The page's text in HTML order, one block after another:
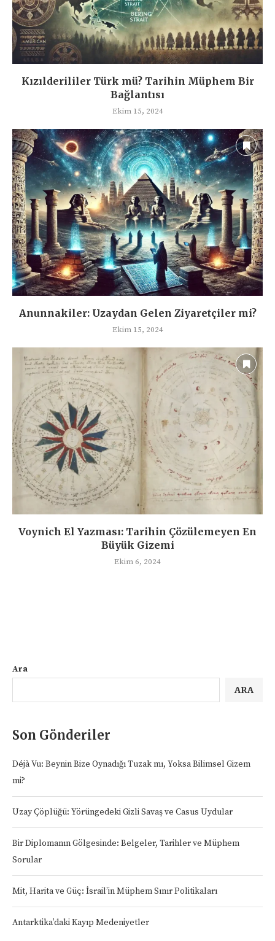
Kızılderililer Türk mü? Tarihin Müphem Bir
Bağlantısı
Ekim 15, 2024
Anunnakiler: Uzaydan Gelen Ziyaretçiler mi?
Ekim 15, 2024
Voynich El Yazması: Tarihin Çözülemeyen En
Büyük Gizemi
Ekim 6, 2024
Ara
ARA
Son Gönderiler
Déjà Vu: Beynin Bize Oynadığı Tuzak mı, Yoksa Bilimsel Gizem
mi?
Uzay Çöplüğü: Yörüngedeki Gizli Savaş ve Casus Uydular
Bir Diplomanın Gölgesinde: Belgeler, Tarihler ve Müphem
Sorular
Mit, Harita ve Güç: İsrail’in Müphem Sınır Politikaları
Antarktika’daki Kayıp Medeniyetler